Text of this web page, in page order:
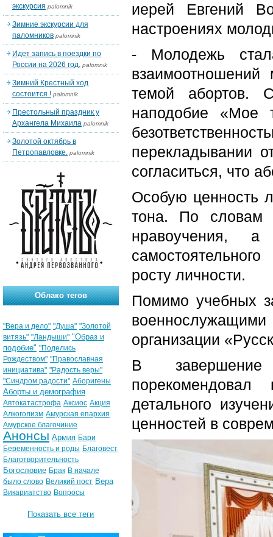
иерей Евгений
настроениях
- Молодежь
темой абортов.
наподобие «Мое
перекладывании
согласиться, что
Особую ценность
тона. По словам
нравоучения,
росту личности.
Помимо учебных
военнослужащими
организации
В завершение
детального
ценностей в
экскурсия palomnik
Зимние экскурсии для
паломников palomnik
Идет запись в поездки по
России на 2026 год. palomnik
Зимний Крестный ход
состоится ! palomnik
Престольный праздник у
Архангела Михаила palomnik
Золотой октябрь в
Петропавловке. palomnik
Облако тегов
"Вера и дело" "Душа" "Золотой
витязь" "Ландыши" "Образ и
подобие" "Поделись
Рождеством" "Православная
инициатива" "Радость веры"
"Синдром радости" Аборигены
Аборты и демография
Автокатастрофа Аксиос Акция
Алкоголизм Амурская епархия
Амурское благочиние
Анонсы Армия Бари
Беременность и роды Благовест
Благотворительность
Богословие Брак В начале
было слово Великий пост Вера
Викариатство Вопросы
Показать все теги